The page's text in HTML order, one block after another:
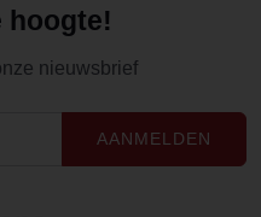
hoogte!
nieuwsbrief
AANMELDEN